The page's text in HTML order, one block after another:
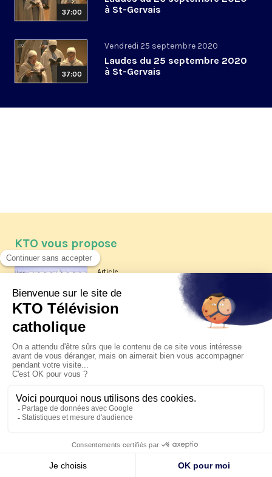
37:00
à St-Gervais
37:00
Vendredi 25 septembre 2020
Laudes du 25 septembre 2020
à St-Gervais
KTO vous propose
Article
Les reportages d'été 2026 de KTO
La visite pastorale du pape Léon
XIV à Assise à suivre sur KTO le
jeudi 6 août
Le pape en Uruguay, Argentine et
Pérou du 6 au 17 novembre 2026
© KTO 2026 — Mentions légales